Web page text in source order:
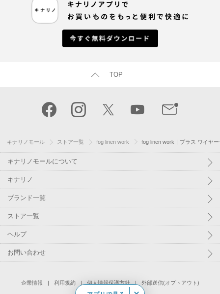
TOP
キナリノモール ストア一覧 fog linen work fog linen work｜ブラス ワイヤ
キナリノモールについて
キナリノ
ブランド一覧
ストア一覧
ヘルプ
お問い合わせ
企業情報 利用規約 個人情報保護方針 外部送信(オプトアウト)